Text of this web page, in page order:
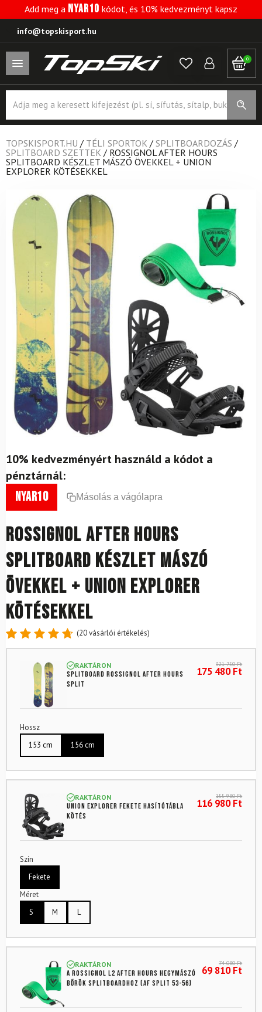
Add meg a NYAR10 kódot, és 10% kedvezményt kapsz
info@topskisport.hu
0
search
TOPSKISPORT.HU / TÉLI SPORTOK / SPLITBOARDOZÁS /
SPLITBOARD SZETTEK / ROSSIGNOL AFTER HOURS
SPLITBOARD KÉSZLET MÁSZÓ ÖVEKKEL + UNION
EXPLORER KÖTÉSEKKEL
10% kedvezményért használd a kódot a
pénztárnál:
nyar10 Másolás a vágólapra
ROSSIGNOL After Hours
splitboard készlet mászó
övekkel + UNION Explorer
kötésekkel
Értékelés
az 5-
ből,
20
értékelés
alapján
(20vásárlói értékelés)
RAKTÁRON
Splitboard ROSSIGNOL After Hours
Split
321 750Ft
175 480Ft
Hossz
153 cm
156 cm
RAKTÁRON
UNION Explorer Fekete hasítótábla
kötés
155 980Ft
116 980Ft
Szín
Fekete
Méret
S
M L
RAKTÁRON
A Rossignol L2 After Hours hegymászó
bőrök splitboardhoz (AF Split 53-56)
74 080Ft
69 810Ft